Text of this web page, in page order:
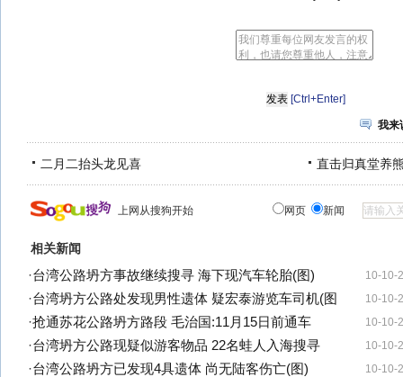
[Ctrl+Enter]
我来
二月二抬头龙见喜 直击归真堂养
上网从搜狗开始 网页 新闻
相关新闻
10-10-
·台湾公路坍方事故继续搜寻 海下现汽车轮胎(图)
10-10-
·台湾坍方公路处发现男性遗体 疑宏泰游览车司机(图
10-10-
·抢通苏花公路坍方路段 毛治国:11月15日前通车
10-10-
·台湾坍方公路现疑似游客物品 22名蛙人入海搜寻
10-10-
·台湾公路坍方已发现4具遗体 尚无陆客伤亡(图)